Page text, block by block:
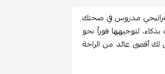
مدروس في صحتك
لتوجيهها فوراً نحو
أقصى عائد من الراحة